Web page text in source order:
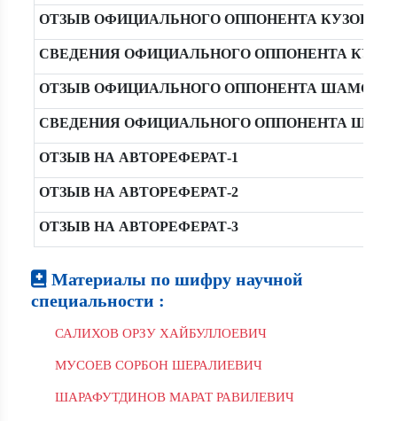
ОТЗЫВ ОФИЦИАЛЬНОГО ОППОНЕНТА
СВЕДЕНИЯ ОФИЦИАЛЬНОГО ОППОНЕНТА
ОТЗЫВ ОФИЦИАЛЬНОГО ОППОНЕНТА
СВЕДЕНИЯ ОФИЦИАЛЬНОГО ОППОНЕНТА
ОТЗЫВ НА АВТОРЕФЕРАТ-1
ОТЗЫВ НА АВТОРЕФЕРАТ-2
ОТЗЫВ НА АВТОРЕФЕРАТ-3
Материалы по шифру научной
специальности :
САЛИХОВ ОРЗУ ХАЙБУЛЛОЕВИЧ
МУСОЕВ СОРБОН ШЕРАЛИЕВИЧ
ШАРАФУТДИНОВ МАРАТ РАВИЛЕВИЧ